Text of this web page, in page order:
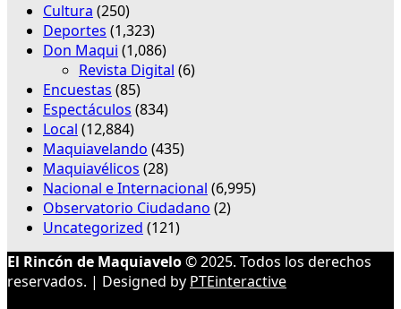
Cultura (250)
Deportes (1,323)
Don Maqui (1,086)
Revista Digital (6)
Encuestas (85)
Espectáculos (834)
Local (12,884)
Maquiavelando (435)
Maquiavélicos (28)
Nacional e Internacional (6,995)
Observatorio Ciudadano (2)
Uncategorized (121)
El Rincón de Maquiavelo© 2025. Todos los derechos
reservados. | Designed by PTEinteractive